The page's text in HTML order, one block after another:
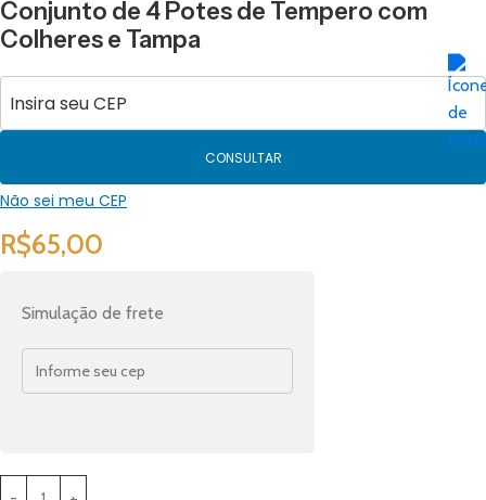
Conjunto de 4 Potes de Tempero com
Colheres e Tampa
CONSULTAR
Não sei meu CEP
R$65,00
Simulação de frete